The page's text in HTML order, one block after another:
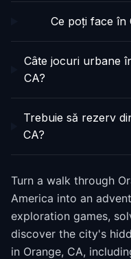
Ce poți face în
Câte jocuri urbane
CA?
Trebuie să rezerv
CA?
Turn a walk through
America into an
exploration games,
discover the city's
in Orange, CA,